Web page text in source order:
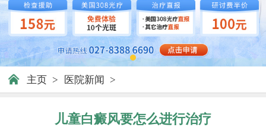
主页 > 医院新闻 >
儿童白癜风要怎么进行治疗